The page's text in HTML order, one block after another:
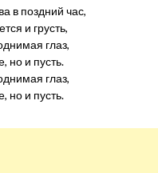
в поздний час,
и грусть,
глаз,
но и пусть.
глаз,
но и пусть.